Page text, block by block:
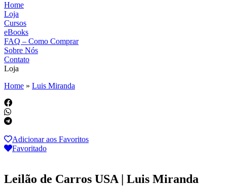
Home
Loja
Cursos
eBooks
FAQ – Como Comprar
Sobre Nós
Contato
Loja
Home » Luis Miranda
Adicionar aos Favoritos
Favoritado
Leilão de Carros USA | Luis Miranda